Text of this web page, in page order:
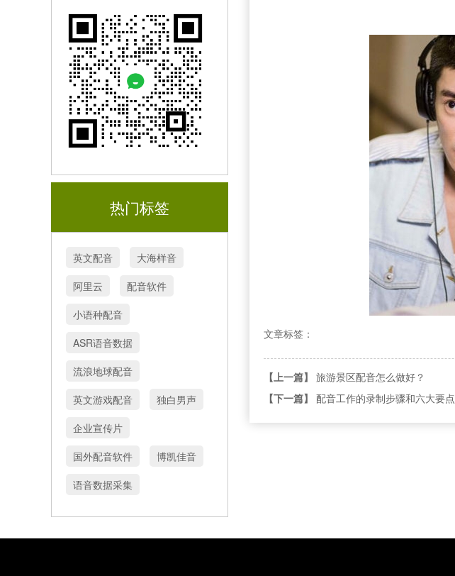
热门标签
英文配音
大海样音
阿里云
配音软件
小语种配音
ASR语音数据
流浪地球配音
英文游戏配音
独白男声
企业宣传片
国外配音软件
博凯佳音
语音数据采集
文章标签：
【上一篇】 旅游景区配音怎么做好？
【下一篇】 配音工作的录制步骤和六大要点